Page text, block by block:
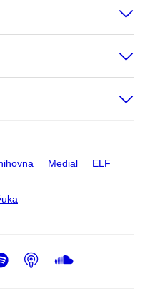
Medial ELF
Spotify
Podcast